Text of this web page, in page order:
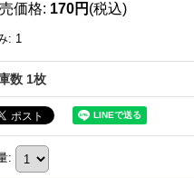
価格: 170円 (税込)
: 1
数 1枚
: